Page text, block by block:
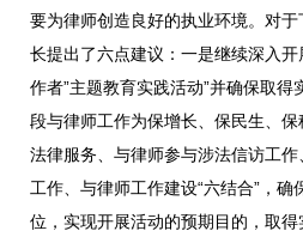
要为律师创造良好的执业环境。对
长提出了六点建议：一是继续深入
作者”主题教育实践活动”并确保取
段与律师工作为保增长、保民生、
法律服务、与律师参与涉法信访工
工作、与律师工作建设“六结合”，
位，实现开展活动的预期目的，取